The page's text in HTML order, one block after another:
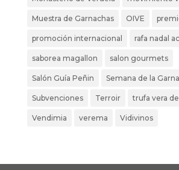
Muestra de Garnachas OIVE
promoción internacional rafa nadal
saborea magallon salon gourmets
Salón Guía Peñin Semana de la
Subvenciones Terroir trufa vera
Vendimia verema Vidivinos